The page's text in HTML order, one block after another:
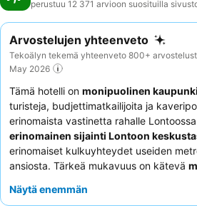
perustuu 12 371 arvioon suosituilla
Arvostelujen yhteenveto
Tekoälyn tekemä yhteenveto 800+
May 2026
Tämä hotelli on monipuolinen
turisteja, budjettimatkailijoita ja
erinomaista vastinetta rahalle
erinomainen sijainti Lontoon
erinomaiset kulkuyhteydet useiden
ansiosta. Tärkeä mukavuus on kätevä
Asiakkaat kehuvat jatkuvasti
Näytä enemmän